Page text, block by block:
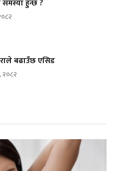
हुन्छ ?
बढाउँछ एसिड
२०८२